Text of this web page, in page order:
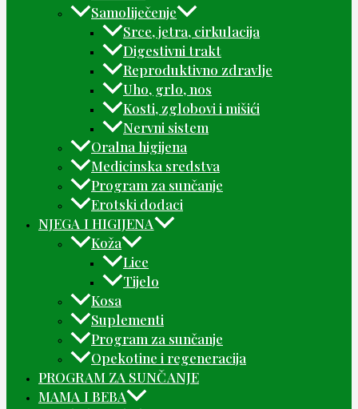
Samoliječenje
Srce, jetra, cirkulacija
Digestivni trakt
Reproduktivno zdravlje
Uho, grlo, nos
Kosti, zglobovi i mišići
Nervni sistem
Oralna higijena
Medicinska sredstva
Program za sunčanje
Erotski dodaci
NJEGA I HIGIJENA
Koža
Lice
Tijelo
Kosa
Suplementi
Program za sunčanje
Opekotine i regeneracija
PROGRAM ZA SUNČANJE
MAMA I BEBA